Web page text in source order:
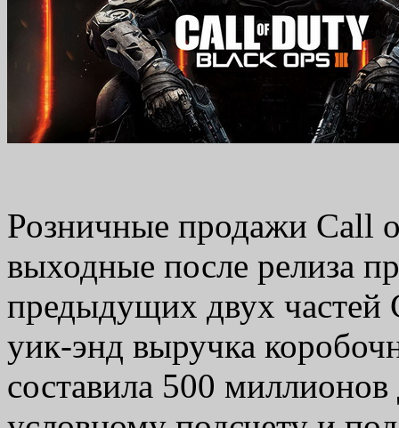
Розничные продажи Call
выходные после релиза
предыдущих двух
уик-энд выручка
составила 500